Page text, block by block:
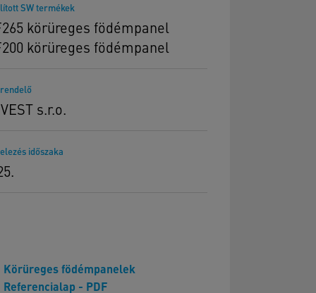
SW termékek
körüreges födémpanel
körüreges födémpanel
s.r.o.
időszaka
Körüreges födémpanelek
Referencialap - PDF